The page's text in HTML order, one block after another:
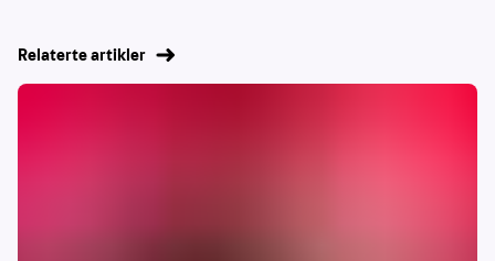
Relaterte artikler